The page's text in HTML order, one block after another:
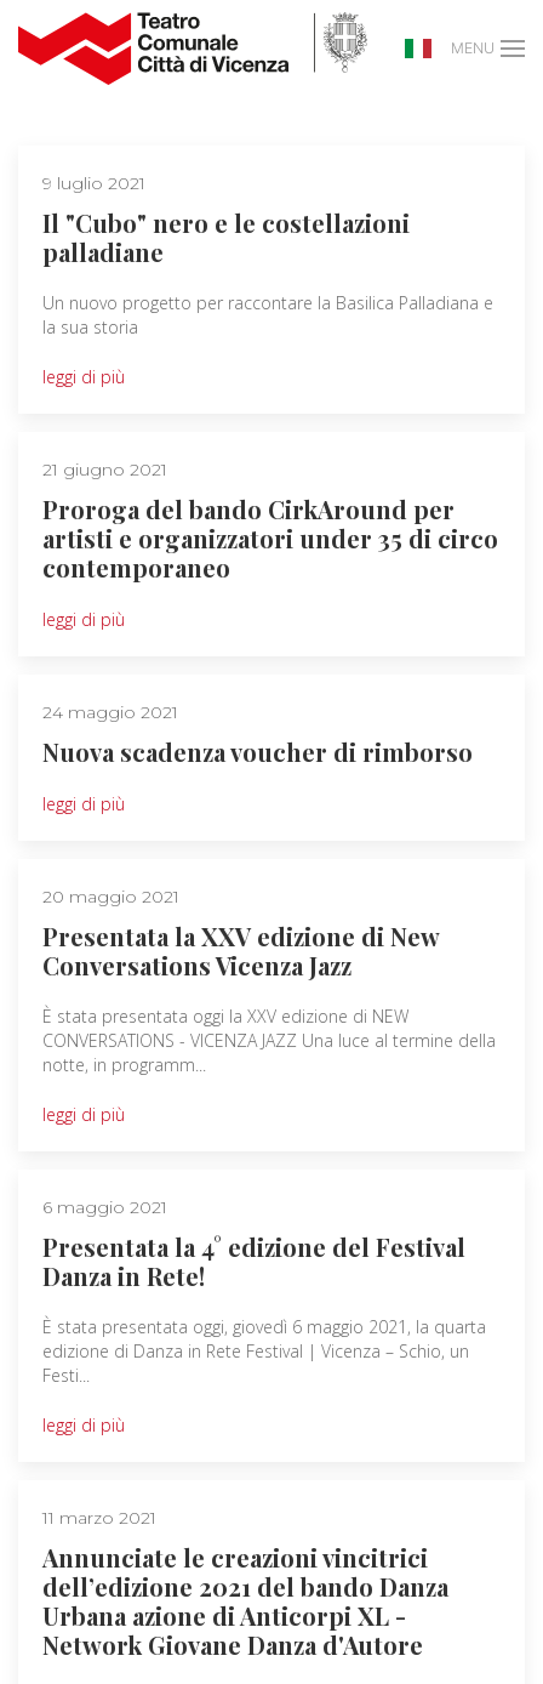
MENU
9 luglio 2021
Il "Cubo" nero e le costellazioni
palladiane
Un nuovo progetto per raccontare la Basilica Palladiana e
la sua storia
leggi di più
21 giugno 2021
Proroga del bando CirkAround per
artisti e organizzatori under 35 di circo
contemporaneo
leggi di più
24 maggio 2021
Nuova scadenza voucher di rimborso
leggi di più
20 maggio 2021
Presentata la XXV edizione di New
Conversations Vicenza Jazz
È stata presentata oggi la XXV edizione di NEW
CONVERSATIONS - VICENZA JAZZ Una luce al termine della
notte, in programm...
leggi di più
6 maggio 2021
Presentata la 4° edizione del Festival
Danza in Rete!
È stata presentata oggi, giovedì 6 maggio 2021, la quarta
edizione di Danza in Rete Festival | Vicenza – Schio, un
Festi...
leggi di più
11 marzo 2021
Annunciate le creazioni vincitrici
dell’edizione 2021 del bando Danza
Urbana azione di Anticorpi XL -
Network Giovane Danza d'Autore